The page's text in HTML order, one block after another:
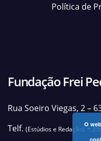
Política de
Fundação Frei
Rua Soeiro Viegas, 2 –
Telf. (Estúdios e Redação)
O